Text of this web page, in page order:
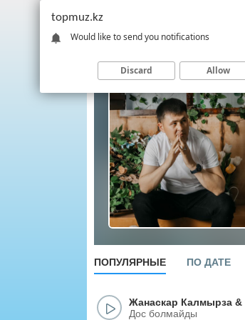
ПОПУЛЯРНЫЕ ПО ДАТЕ
Жанаскар Калмырза &
Дос болмайды
topmuz.kz
Would like to send you notifications
Discard Allow